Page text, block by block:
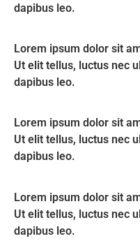
dapibus leo.
Lorem ipsum dolor sit
Ut elit tellus, luctus nec
dapibus leo.
Lorem ipsum dolor sit
Ut elit tellus, luctus nec
dapibus leo.
Lorem ipsum dolor sit
Ut elit tellus, luctus nec
dapibus leo.